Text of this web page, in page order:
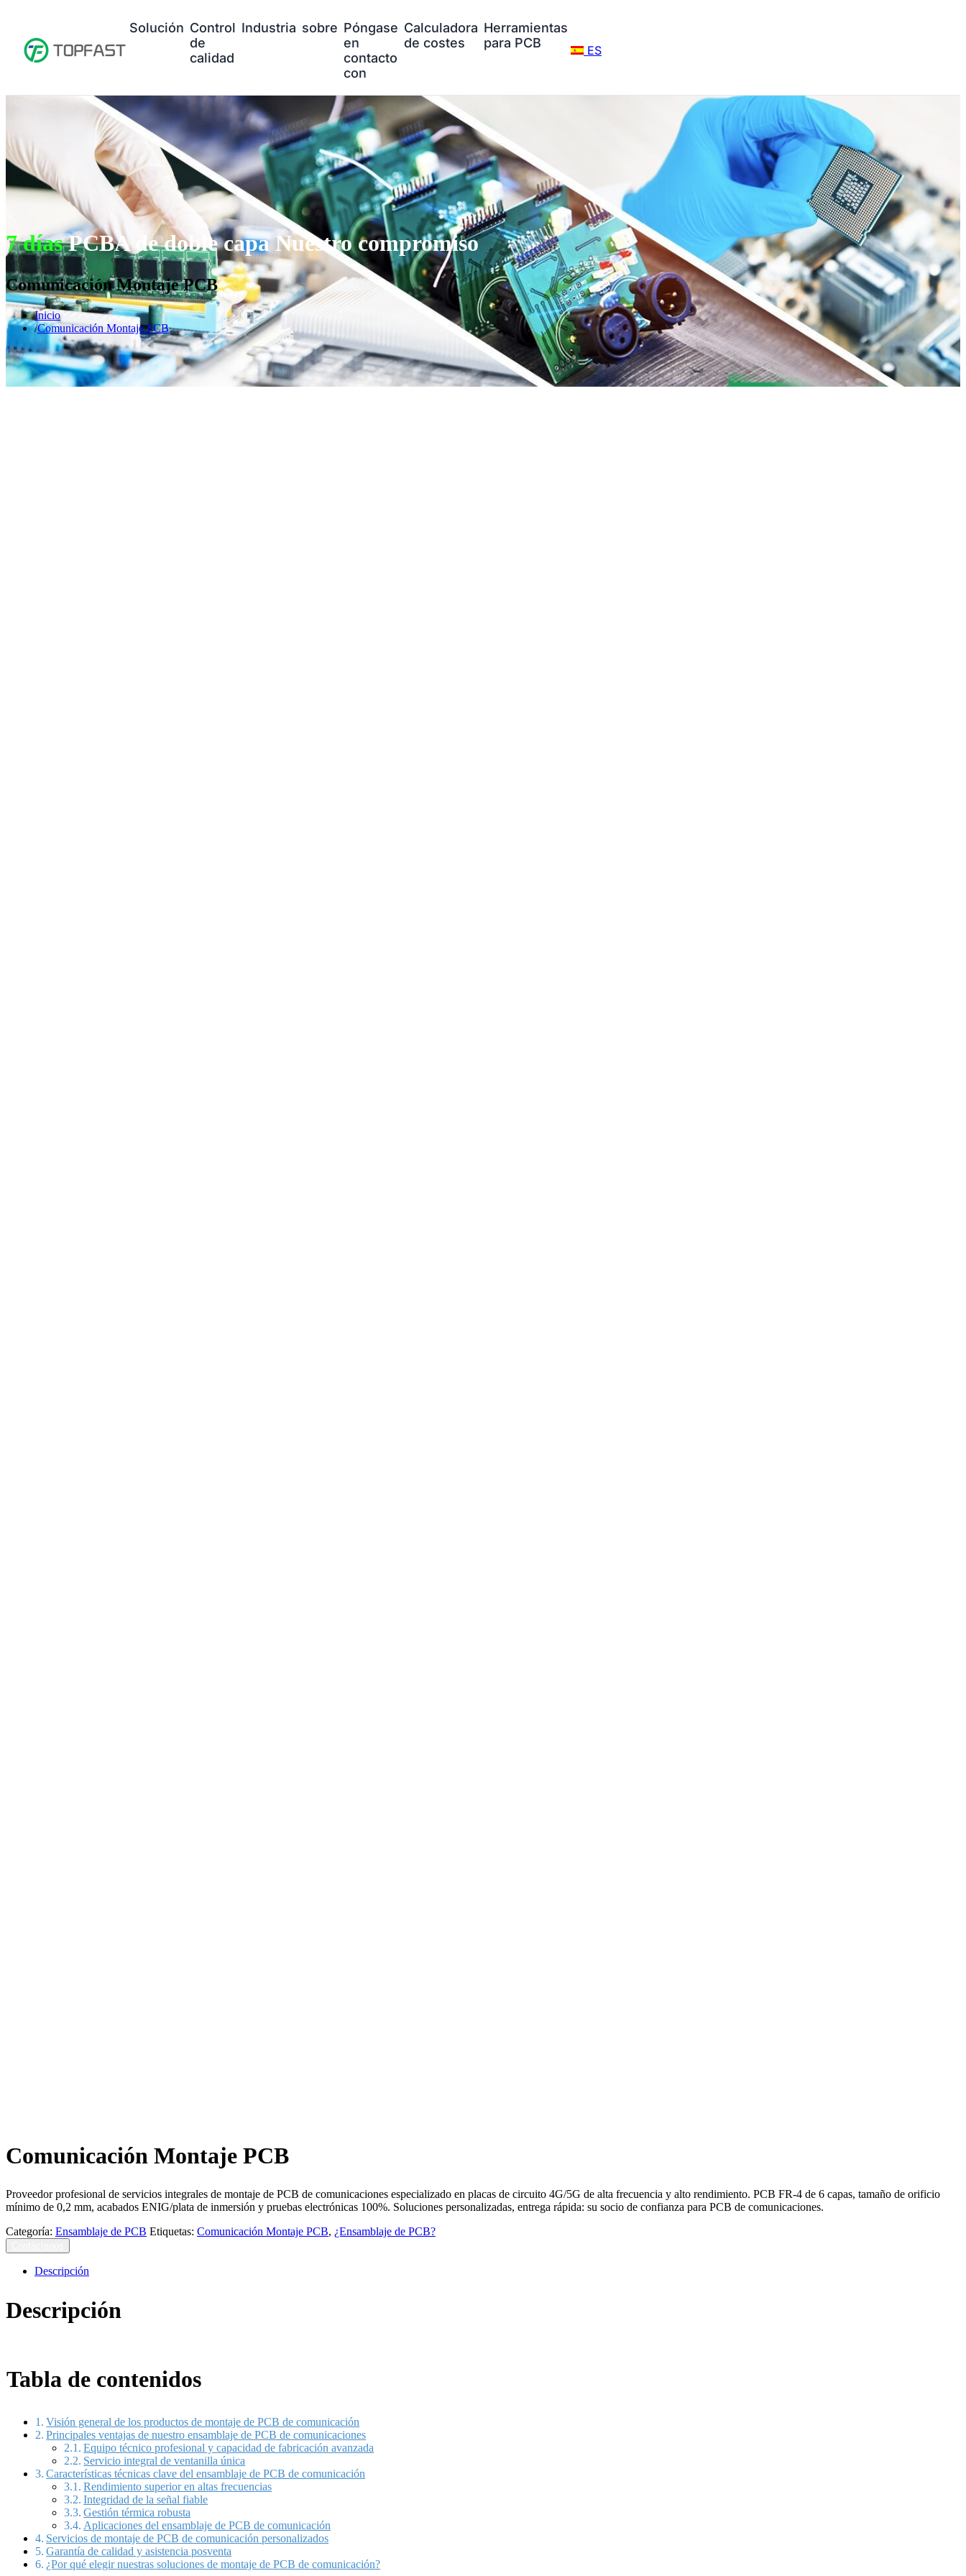
Solución Control
de
calidad
Industria sobre Póngase
en
contacto
con
Calculadora
de costes
Herramientas
para PCB
ES
7 díasPCBA de doble capa Nuestro compromiso
Comunicación Montaje PCB
Inicio
Comunicación Montaje PCB
Comunicación Montaje PCB
Proveedor profesional de servicios integrales de montaje de PCB de comunicaciones especializado en placas de circuito 4G/5G de alta frecuencia y alto rendimiento. PCB FR-4 de 6 capas, tamaño de orificio
mínimo de 0,2 mm, acabados ENIG/plata de inmersión y pruebas electrónicas 100%. Soluciones personalizadas, entrega rápida: su socio de confianza para PCB de comunicaciones.
Categoría: Ensamblaje de PCB Etiquetas: Comunicación Montaje PCB, ¿Ensamblaje de PCB?
Descripción
Descripción
Tabla de contenidos
Visión general de los productos de montaje de PCB de comunicación
Principales ventajas de nuestro ensamblaje de PCB de comunicaciones
Equipo técnico profesional y capacidad de fabricación avanzada
Servicio integral de ventanilla única
Características técnicas clave del ensamblaje de PCB de comunicación
Rendimiento superior en altas frecuencias
Integridad de la señal fiable
Gestión térmica robusta
Aplicaciones del ensamblaje de PCB de comunicación
Servicios de montaje de PCB de comunicación personalizados
Garantía de calidad y asistencia posventa
¿Por qué elegir nuestras soluciones de montaje de PCB de comunicación?